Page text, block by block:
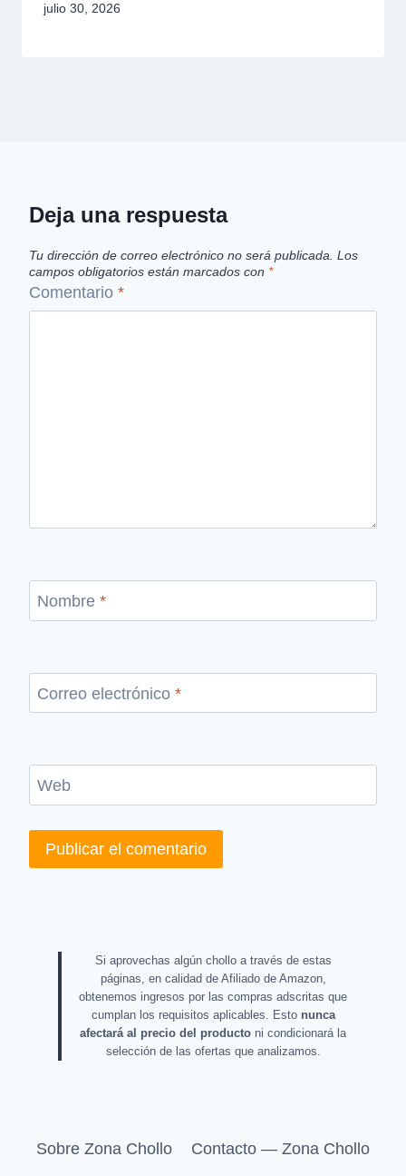
julio 30, 2026
Deja una respuesta
Tu dirección de correo electrónico no será publicada. Los
campos obligatorios están marcados con *
Comentario *
Nombre *
Correo electrónico *
Web
Si aprovechas algún chollo a través de estas
páginas, en calidad de Afiliado de Amazon,
obtenemos ingresos por las compras adscritas que
cumplan los requisitos aplicables. Esto nunca
afectará al precio del producto ni condicionará la
selección de las ofertas que analizamos.
Sobre Zona Chollo
Contacto — Zona Chollo